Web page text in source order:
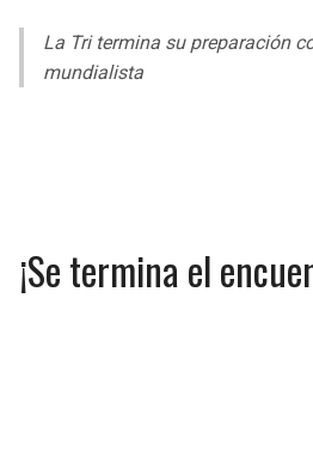
La Tri termina su preparación
mundialista
¡Se termina el